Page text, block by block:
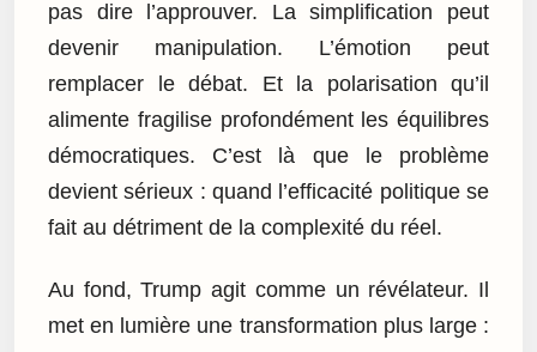
pas dire l’approuver. La simplification peut
devenir manipulation. L’émotion peut
remplacer le débat. Et la polarisation qu’il
alimente fragilise profondément les équilibres
démocratiques. C’est là que le problème
devient sérieux : quand l’efficacité politique se
fait au détriment de la complexité du réel.
Au fond, Trump agit comme un révélateur. Il
met en lumière une transformation plus large :